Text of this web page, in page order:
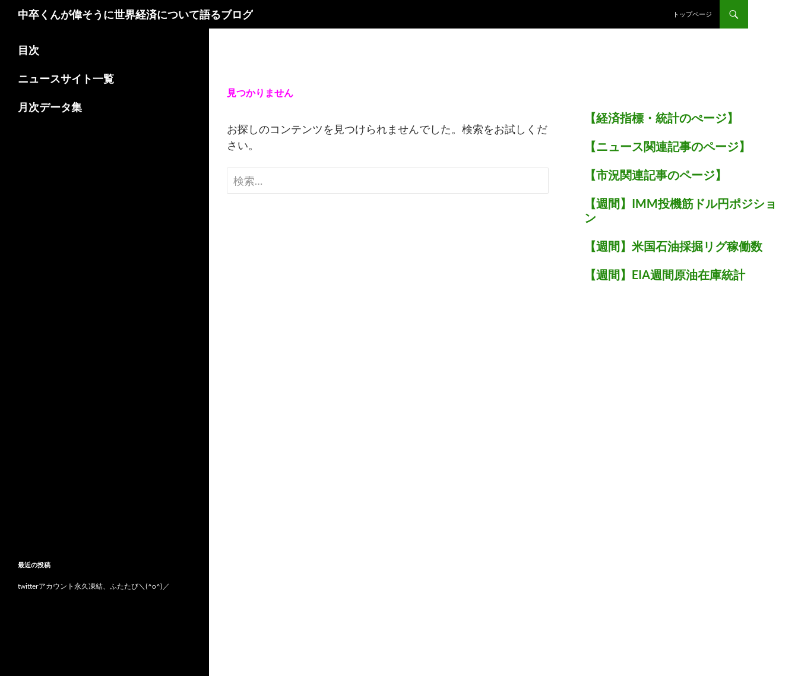
中卒くんが偉そうに世界経済について語るブログ トップページ
見つかりません
お探しのコンテンツを見つけられませんでした。検索をお試しくだ
さい。
検
索:
【経済指標・統計のぺージ】
【ニュース関連記事のページ】
【市況関連記事のページ】
【週間】IMM投機筋ドル円ポジショ
ン
【週間】米国石油採掘リグ稼働数
【週間】EIA週間原油在庫統計
目次
ニュースサイト一覧
月次データ集
最近の投稿
twitterアカウント永久凍結、ふたたび＼(^o^)／